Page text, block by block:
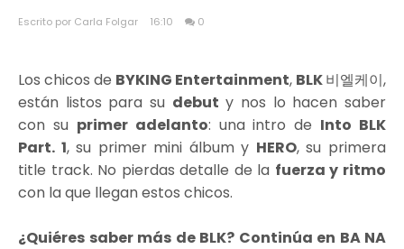
Escrito por Carla Folgar 16:10 0
Los chicos de BYKING Entertainment, BLK비엘케이,
están listos para su debut y nos lo hacen saber
con su primer adelanto: una intro de Into BLK
Part. 1, su primer mini álbum y HERO, su primera
title track. No pierdas detalle de la fuerza y ritmo
con la que llegan estos chicos.
¿Quiéres saber más de BLK? Continúa en BA NA